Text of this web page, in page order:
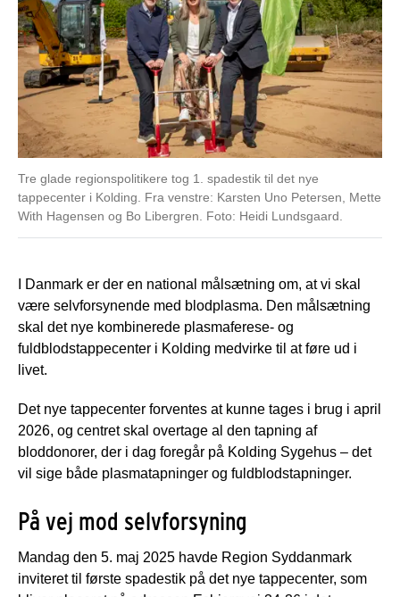
Tre glade regionspolitikere tog 1. spadestik til det nye
tappecenter i Kolding. Fra venstre: Karsten Uno Petersen, Mette
With Hagensen og Bo Libergren. Foto: Heidi Lundsgaard.
I Danmark er der en national målsætning om, at vi skal
være selvforsynende med blodplasma. Den målsætning
skal det nye kombinerede plasmaferese- og
fuldblodstappecenter i Kolding medvirke til at føre ud i
livet.
Det nye tappecenter forventes at kunne tages i brug i april
2026, og centret skal overtage al den tapning af
bloddonorer, der i dag foregår på Kolding Sygehus – det
vil sige både plasmatapninger og fuldblodstapninger.
På vej mod selvforsyning
Mandag den 5. maj 2025 havde Region Syddanmark
inviteret til første spadestik på det nye tappecenter, som